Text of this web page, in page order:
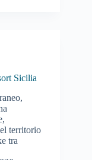
Sicilia
territorio
tra